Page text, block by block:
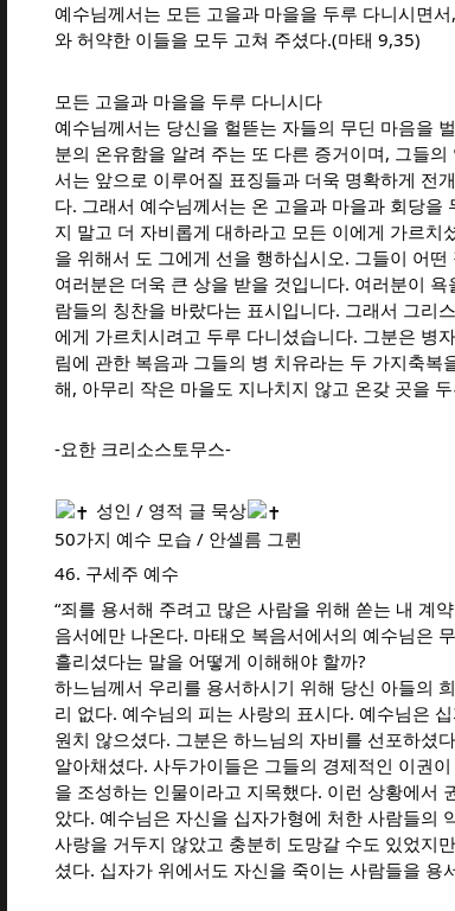
예수님께서는 모든 고을과 마을을 두루 다니시면
와 허약한 이들을 모두 고쳐 주셨다.(마태 9,35)
모든 고을과 마을을 두루 다니시다
예수님께서는 당신을 헐뜯는 자들의 무딘 마음을
분의 온유함을 알려 주는 또 다른 증거이며, 그들
서는 앞으로 이루어질 표징들과 더욱 명확하게 전
다. 그래서 예수님께서는 온 고을과 마을과 회당
지 말고 더 자비롭게 대하라고 모든 이에게 가르
을 위해서 도 그에게 선을 행하십시오. 그들이 어
여러분은 더욱 큰 상을 받을 것입니다. 여러분이
람들의 칭찬을 바랐다는 표시입니다. 그래서 그리
에게 가르치시려고 두루 다니셨습니다. 그분은 병
림에 관한 복음과 그들의 병 치유라는 두 가지축
해, 아무리 작은 마을도 지나치지 않고 온갖 곳을
-요한 크리소스토무스-
성인 / 영적 글 묵상
50가지 예수 모습 / 안셀름 그륀
46. 구세주 예수
“죄를 용서해 주려고 많은 사람을 위해 쏟는 내 계
음서에만 나온다. 마태오 복음서에서의 예수님은
흘리셨다는 말을 어떻게 이해해야 할까?
하느님께서 우리를 용서하시기 위해 당신 아들의
리 없다. 예수님의 피는 사랑의 표시다. 예수님은
원치 않으셨다. 그분은 하느님의 자비를 선포하셨
알아채셨다. 사두가이들은 그들의 경제적인 이권
을 조성하는 인물이라고 지목했다. 이런 상황에서
았다. 예수님은 자신을 십자가형에 처한 사람들의
사랑을 거두지 않았고 충분히 도망갈 수도 있었지
셨다. 십자가 위에서도 자신을 죽이는 사람들을 용